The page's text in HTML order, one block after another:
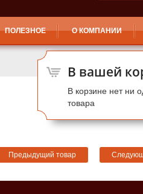
ПОЛЕЗНОЕ О КОМПАНИИ
В вашей
В корзине нет ни
товара
Предыдущий товар